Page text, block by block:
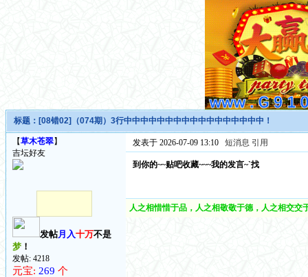
标题： [08错02]（074期）3行中中中中中中中中中中中中中中中中中！
【草木苍翠】
吉坛好友
发帖月入十万不是
梦！
发帖: 4218
元宝: 269 个
发表于 2026-07-09 13:10 短消息 引用
到你的~~贴吧收藏~~~我的发言~`找
人之相惜惜于品，人之相敬敬于德，人之相交